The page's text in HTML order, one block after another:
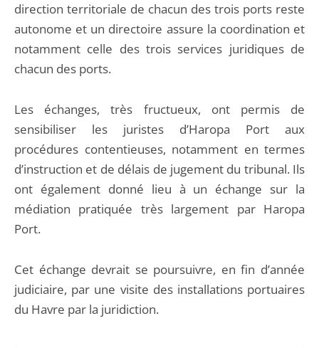
direction territoriale de chacun des trois ports reste
autonome et un directoire assure la coordination et
notamment celle des trois services juridiques de
chacun des ports.
Les échanges, très fructueux, ont permis de
sensibiliser les juristes d’Haropa Port aux
procédures contentieuses, notamment en termes
d’instruction et de délais de jugement du tribunal. Ils
ont également donné lieu à un échange sur la
médiation pratiquée très largement par Haropa
Port.
Cet échange devrait se poursuivre, en fin d’année
judiciaire, par une visite des installations portuaires
du Havre par la juridiction.